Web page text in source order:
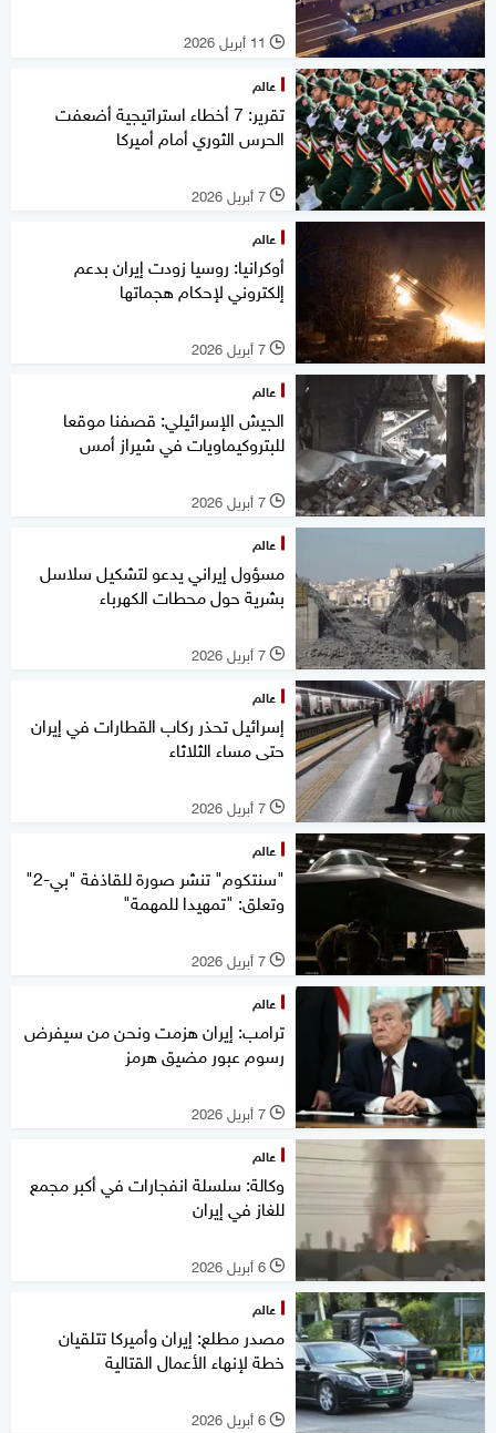
l 11 أبريل 2026
عالم
تقرير: 7 أخطاء استراتيجية أضعفت
الحرس الثوري أمام أميركا
l 7 أبريل 2026
عالم
أوكرانيا: روسيا زودت إيران بدعم
إلكتروني لإحكام هجماتها
l 7 أبريل 2026
عالم
الجيش الإسرائيلي: قصفنا موقعا
للبتروكيماويات في شيراز أمس
l 7 أبريل 2026
عالم
مسؤول إيراني يدعو لتشكيل سلاسل
بشرية حول محطات الكهرباء
l 7 أبريل 2026
عالم
إسرائيل تحذر ركاب القطارات في إيران
حتى مساء الثلاثاء
l 7 أبريل 2026
عالم
"سنتكوم" تنشر صورة للقاذفة "بي-2"
وتعلق: "تمهيدا للمهمة"
l 7 أبريل 2026
عالم
ترامب: إيران هزمت ونحن من سيفرض
رسوم عبور مضيق هرمز
l 7 أبريل 2026
عالم
وكالة: سلسلة انفجارات في أكبر مجمع
للغاز في إيران
l 6 أبريل 2026
عالم
مصدر مطلع: إيران وأميركا تتلقيان
خطة لإنهاء الأعمال القتالية
l 6 أبريل 2026